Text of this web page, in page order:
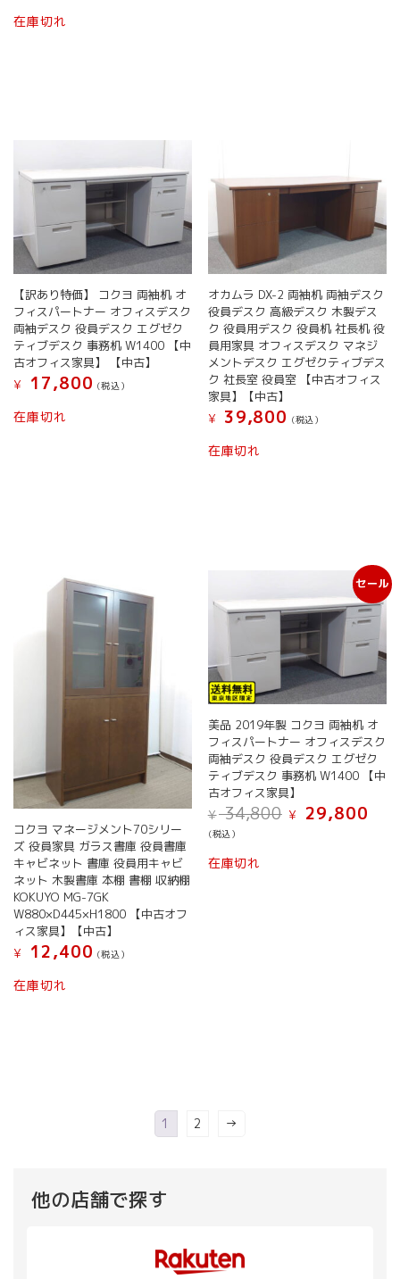
在庫切れ
【訳あり特価】 コクヨ 両袖机 オ
フィスパートナー オフィスデスク
両袖デスク 役員デスク エグゼク
ティブデスク 事務机 W1400 【中
古オフィス家具】 【中古】
¥
17,800 (税込）
在庫切れ
オカムラ DX-2 両袖机 両袖デスク
役員デスク 高級デスク 木製デス
ク 役員用デスク 役員机 社長机 役
員用家具 オフィスデスク マネジ
メントデスク エグゼクティブデス
ク 社長室 役員室 【中古オフィス
家具】【中古】
¥
39,800 (税込）
在庫切れ
コクヨ マネージメント70シリー
ズ 役員家具 ガラス書庫 役員書庫
キャビネット 書庫 役員用キャビ
ネット 木製書庫 本棚 書棚 収納棚
KOKUYO MG-7GK
W880×D445×H1800 【中古オフ
ィス家具】【中古】
¥
12,400 (税込）
在庫切れ
セール
美品 2019年製 コクヨ 両袖机 オ
フィスパートナー オフィスデスク
両袖デスク 役員デスク エグゼク
ティブデスク 事務机 W1400 【中
古オフィス家具】
¥34,800 元
の
¥ 29,800
(税込）
在庫切れ
1 2 →
他の店舗で探す